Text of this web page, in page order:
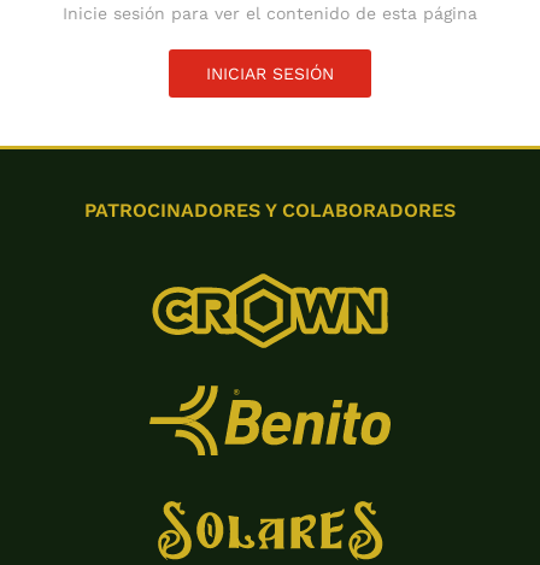
Inicie sesión para ver el contenido de esta página
INICIAR SESIÓN
PATROCINADORES Y COLABORADORES